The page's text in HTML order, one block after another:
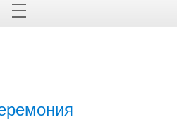
в ВОВ (1941-1945 гг)"